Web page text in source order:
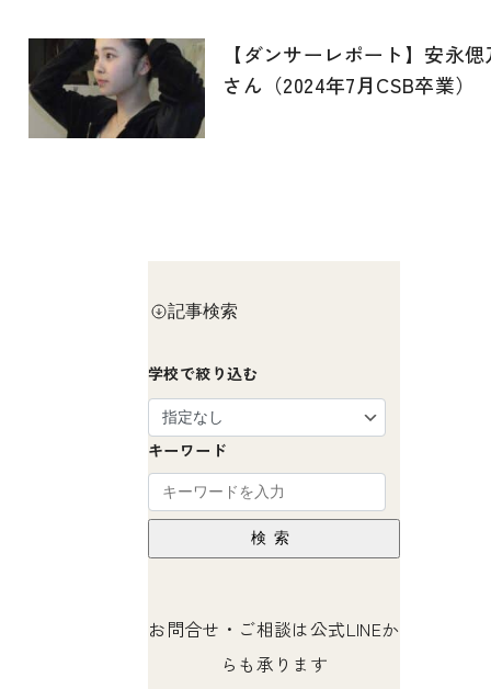
【ダンサーレポート】安永偲
さん（2024年7月CSB卒業）
記事検索
学校で絞り込む
キーワード
検索
お問合せ・ご相談は公式LINEか
らも承ります